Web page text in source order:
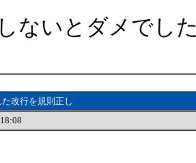
ないとダメでし
改行を規則正し